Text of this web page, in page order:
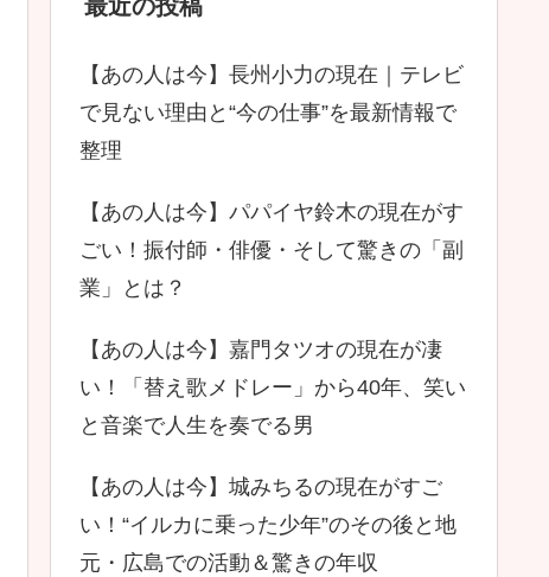
最近の投稿
【あの人は今】長州小力の現在｜テレビ
で見ない理由と“今の仕事”を最新情報で
整理
【あの人は今】パパイヤ鈴木の現在がす
ごい！振付師・俳優・そして驚きの「副
業」とは？
【あの人は今】嘉門タツオの現在が凄
い！「替え歌メドレー」から40年、笑い
と音楽で人生を奏でる男
【あの人は今】城みちるの現在がすご
い！“イルカに乗った少年”のその後と地
元・広島での活動＆驚きの年収